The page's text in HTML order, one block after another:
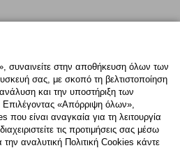
PinterestTwitter
συναινείτε στην αποθήκευση όλων των
σας, με σκοπό τη βελτιστοποίηση
και την υποστήριξη των
Επιλέγοντας «Απόρριψη όλων»,
είναι αναγκαία για τη λειτουργία
τις προτιμήσεις σας μέσω
αναλυτική Πολιτική Cookies κάντε